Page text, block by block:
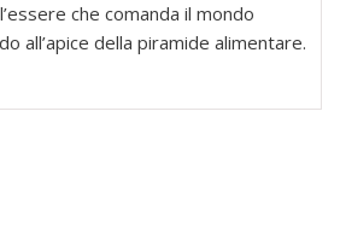
che comanda il mondo
all’apice della piramide alimentare.